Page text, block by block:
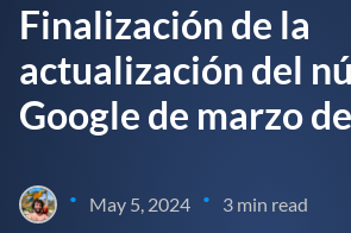
Finalización de la
actualización del
Google de marzo
• May 5, 2024 • 3 min read